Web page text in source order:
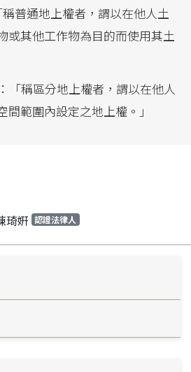
稱普通地上權者，謂以在他人土
或其他工作物為目的而使用其土
：「稱區分地上權者，謂以在他人
間範圍內設定之地上權。」
琦姸 認證法律人